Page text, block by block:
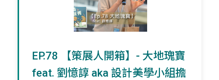
EP.78 【策展人開箱】- 大地瑰寶
feat. 劉憶諄 aka 設計美學小組擔